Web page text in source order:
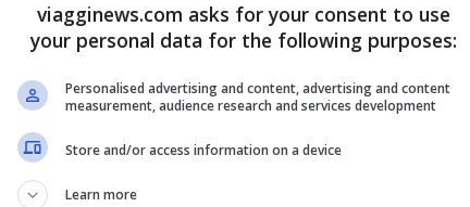
è ambientato nella
d’amore fra una giovane e aspirante
class, Carol, alle prese con un difficile
che coinvolge ed emoziona, una
viagginews.com asks for your consent to use
your personal data for the following purposes:
Personalised advertising and content, advertising and content
measurement, audience research and services development
Store and/or access information on a device
Learn more